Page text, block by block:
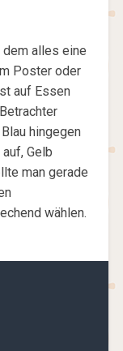
dem alles eine
Poster oder
auf Essen
hingegen
Gelb
man gerade
wählen.